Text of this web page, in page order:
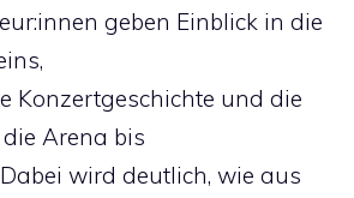
geben Einblick in die
Konzertgeschichte und die
Arena bis
wird deutlich, wie aus